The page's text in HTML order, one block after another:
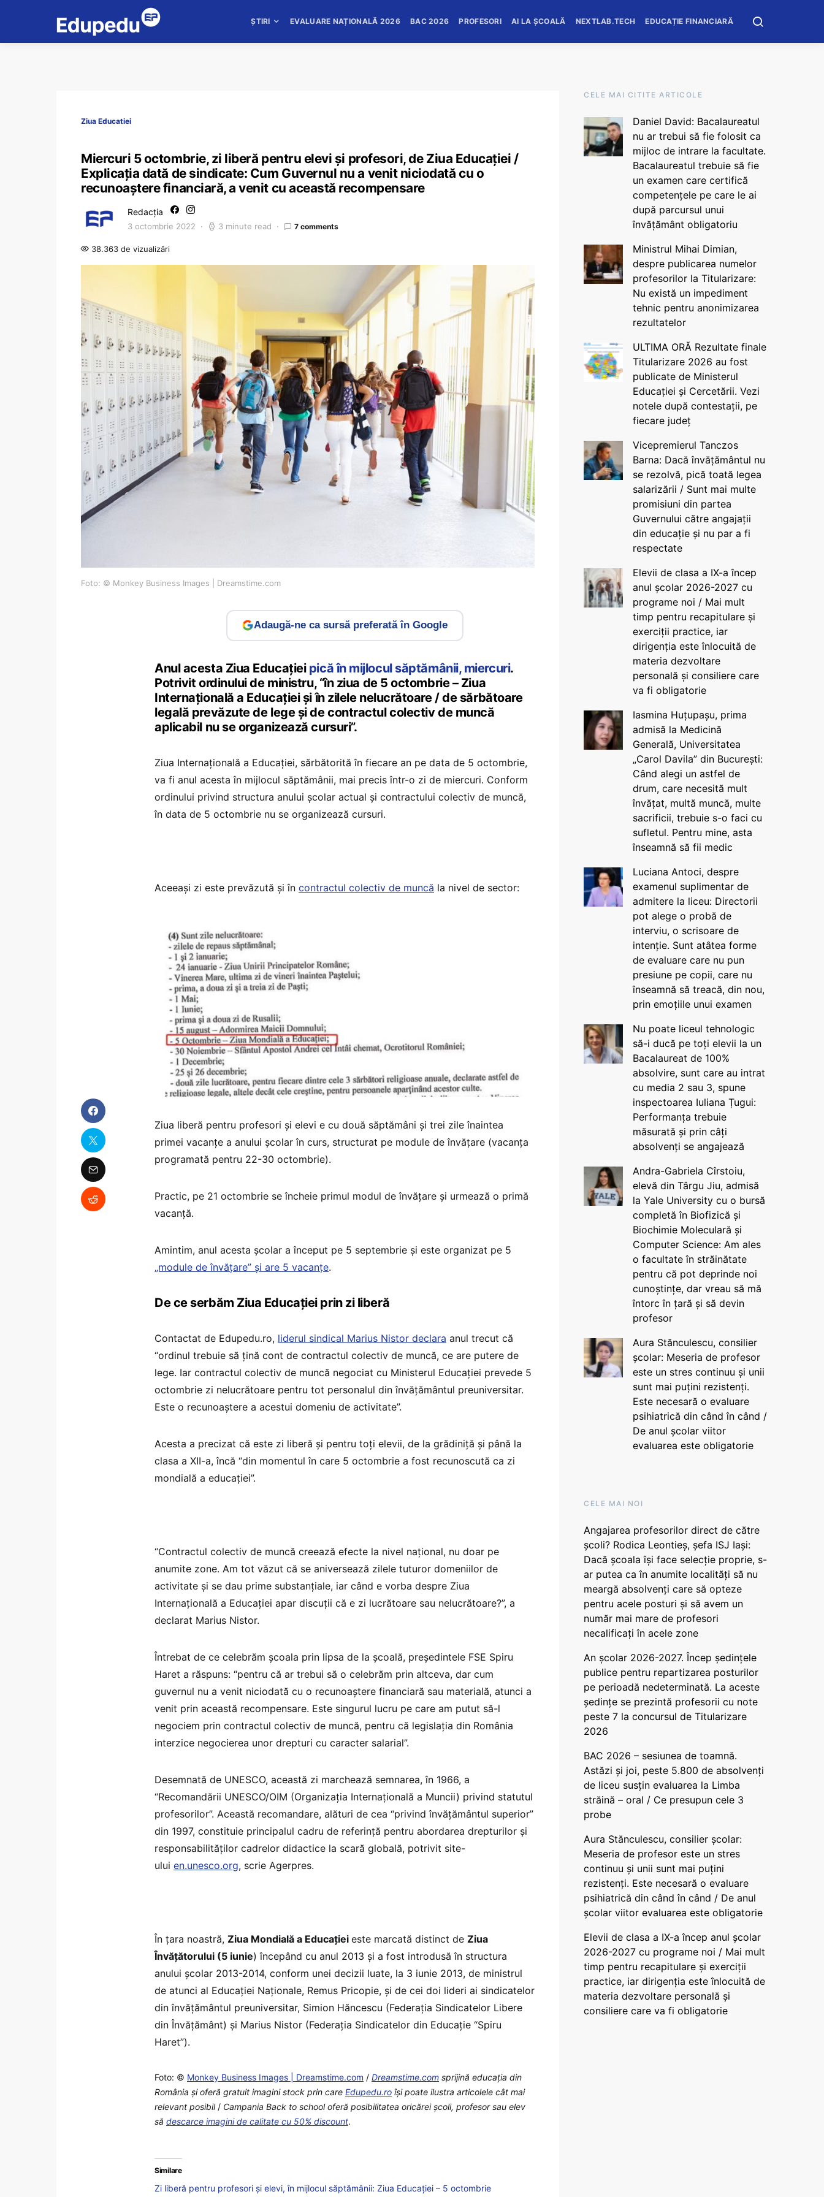
ȘTIRI EVALUARE NAȚIONALĂ 2026 BAC 2026 PROFESORI AI LA ȘCOALĂ NEXTLAB.TECH EDUCAȚIE FINANCIARĂ
Ziua Educatiei
Miercuri 5 octombrie, zi liberă pentru elevi și profesori, de Ziua Educației /
Explicația dată de sindicate: Cum Guvernul nu a venit niciodată cu o
recunoaștere financiară, a venit cu această recompensare
Redacția
3 octombrie 2022 3 minute read 7 comments
38.363 de vizualizări
Foto: © Monkey Business Images | Dreamstime.com
Adaugă-ne ca sursă preferată în Google
Anul acesta Ziua Educației pică în mijlocul săptămânii, miercuri.
Potrivit ordinului de ministru, “în ziua de 5 octombrie – Ziua
Internațională a Educației și în zilele nelucrătoare / de sărbătoare
legală prevăzute de lege și de contractul colectiv de muncă
aplicabil nu se organizează cursuri”.
Ziua Internațională a Educației, sărbătorită în fiecare an pe data de 5 octombrie,
va fi anul acesta în mijlocul săptămânii, mai precis într-o zi de miercuri. Conform
ordinului privind structura anului școlar actual și contractului colectiv de muncă,
în data de 5 octombrie nu se organizează cursuri.
Aceeași zi este prevăzută și în contractul colectiv de muncă la nivel de sector:
Ziua liberă pentru profesori și elevi e cu două săptămâni și trei zile înaintea
primei vacanțe a anului școlar în curs, structurat pe module de învățare (vacanța
programată pentru 22-30 octombrie).
Practic, pe 21 octombrie se încheie primul modul de învățare și urmează o primă
vacanță.
Amintim, anul acesta școlar a început pe 5 septembrie și este organizat pe 5
„module de învățare” și are 5 vacanțe.
De ce serbăm Ziua Educației prin zi liberă
Contactat de Edupedu.ro, liderul sindical Marius Nistor declara anul trecut că
“ordinul trebuie să țină cont de contractul colectiv de muncă, ce are putere de
lege. Iar contractul colectiv de muncă negociat cu Ministerul Educației prevede 5
octombrie zi nelucrătoare pentru tot personalul din învățământul preuniversitar.
Este o recunoaștere a acestui domeniu de activitate”.
Acesta a precizat că este zi liberă și pentru toți elevii, de la grădiniță și până la
clasa a XII-a, încă “din momentul în care 5 octombrie a fost recunoscută ca zi
mondială a educației”.
“Contractul colectiv de muncă creează efecte la nivel național, nu doar pe
anumite zone. Am tot văzut că se aniversează zilele tuturor domeniilor de
activitate și se dau prime substanțiale, iar când e vorba despre Ziua
Internațională a Educației apar discuții că e zi lucrătoare sau nelucrătoare?”, a
declarat Marius Nistor.
Întrebat de ce celebrăm școala prin lipsa de la școală, președintele FSE Spiru
Haret a răspuns: “pentru că ar trebui să o celebrăm prin altceva, dar cum
guvernul nu a venit niciodată cu o recunoaștere financiară sau materială, atunci a
venit prin această recompensare. Este singurul lucru pe care am putut să-l
negociem prin contractul colectiv de muncă, pentru că legislația din România
interzice negocierea unor drepturi cu caracter salarial”.
Desemnată de UNESCO, această zi marchează semnarea, în 1966, a
“Recomandării UNESCO/OIM (Organizaţia Internaţională a Muncii) privind statutul
profesorilor”. Această recomandare, alături de cea “privind învăţământul superior”
din 1997, constituie principalul cadru de referinţă pentru abordarea drepturilor şi
responsabilităţilor cadrelor didactice la scară globală, potrivit site-
ului en.unesco.org, scrie Agerpres.
În ţara noastră, Ziua Mondială a Educaţiei este marcată distinct de Ziua
Învăţătorului (5 iunie) începând cu anul 2013 şi a fost introdusă în structura
anului şcolar 2013-2014, conform unei decizii luate, la 3 iunie 2013, de ministrul
de atunci al Educaţiei Naţionale, Remus Pricopie, şi de cei doi lideri ai sindicatelor
din învăţământul preuniversitar, Simion Hăncescu (Federaţia Sindicatelor Libere
din Învăţământ) şi Marius Nistor (Federaţia Sindicatelor din Educaţie “Spiru
Haret”).
Foto: © Monkey Business Images | Dreamstime.com / Dreamstime.com sprijină educaţia din
România şi oferă gratuit imagini stock prin care Edupedu.ro îşi poate ilustra articolele cât mai
relevant posibil/ Campania Back to school oferă posibilitatea oricărei școli, profesor sau elev
să descarce imagini de calitate cu 50% discount.
Similare
Zi liberă pentru profesori și elevi, în mijlocul săptămânii: Ziua Educației – 5 octombrie
CELE MAI CITITE ARTICOLE
Daniel David: Bacalaureatul
nu ar trebui să fie folosit ca
mijloc de intrare la facultate.
Bacalaureatul trebuie să fie
un examen care certifică
competențele pe care le ai
după parcursul unui
învățământ obligatoriu
Ministrul Mihai Dimian,
despre publicarea numelor
profesorilor la Titularizare:
Nu există un impediment
tehnic pentru anonimizarea
rezultatelor
ULTIMA ORĂ Rezultate finale
Titularizare 2026 au fost
publicate de Ministerul
Educației și Cercetării. Vezi
notele după contestații, pe
fiecare județ
Vicepremierul Tanczos
Barna: Dacă învățământul nu
se rezolvă, pică toată legea
salarizării / Sunt mai multe
promisiuni din partea
Guvernului către angajații
din educație și nu par a fi
respectate
Elevii de clasa a IX-a încep
anul școlar 2026-2027 cu
programe noi / Mai mult
timp pentru recapitulare și
exerciții practice, iar
dirigenția este înlocuită de
materia dezvoltare
personală și consiliere care
va fi obligatorie
Iasmina Huțupașu, prima
admisă la Medicină
Generală, Universitatea
„Carol Davila” din București:
Când alegi un astfel de
drum, care necesită mult
învățat, multă muncă, multe
sacrificii, trebuie s-o faci cu
sufletul. Pentru mine, asta
înseamnă să fii medic
Luciana Antoci, despre
examenul suplimentar de
admitere la liceu: Directorii
pot alege o probă de
interviu, o scrisoare de
intenție. Sunt atâtea forme
de evaluare care nu pun
presiune pe copii, care nu
înseamnă să treacă, din nou,
prin emoțiile unui examen
Nu poate liceul tehnologic
să-i ducă pe toți elevii la un
Bacalaureat de 100%
absolvire, sunt care au intrat
cu media 2 sau 3, spune
inspectoarea Iuliana Țugui:
Performanța trebuie
măsurată și prin câți
absolvenți se angajează
Andra-Gabriela Cîrstoiu,
elevă din Târgu Jiu, admisă
la Yale University cu o bursă
completă în Biofizică și
Biochimie Moleculară și
Computer Science: Am ales
o facultate în străinătate
pentru că pot deprinde noi
cunoștințe, dar vreau să mă
întorc în țară și să devin
profesor
Aura Stănculescu, consilier
școlar: Meseria de profesor
este un stres continuu și unii
sunt mai puțini rezistenți.
Este necesară o evaluare
psihiatrică din când în când /
De anul școlar viitor
evaluarea este obligatorie
CELE MAI NOI
Angajarea profesorilor direct de către
școli? Rodica Leontieș, șefa ISJ Iași:
Dacă școala își face selecție proprie, s-
ar putea ca în anumite localități să nu
meargă absolvenți care să opteze
pentru acele posturi și să avem un
număr mai mare de profesori
necalificați în acele zone
An școlar 2026-2027. Încep ședințele
publice pentru repartizarea posturilor
pe perioadă nedeterminată. La aceste
ședințe se prezintă profesorii cu note
peste 7 la concursul de Titularizare
2026
BAC 2026 – sesiunea de toamnă.
Astăzi și joi, peste 5.800 de absolvenți
de liceu susțin evaluarea la Limba
străină – oral / Ce presupun cele 3
probe
Aura Stănculescu, consilier școlar:
Meseria de profesor este un stres
continuu și unii sunt mai puțini
rezistenți. Este necesară o evaluare
psihiatrică din când în când / De anul
școlar viitor evaluarea este obligatorie
Elevii de clasa a IX-a încep anul școlar
2026-2027 cu programe noi / Mai mult
timp pentru recapitulare și exerciții
practice, iar dirigenția este înlocuită de
materia dezvoltare personală și
consiliere care va fi obligatorie